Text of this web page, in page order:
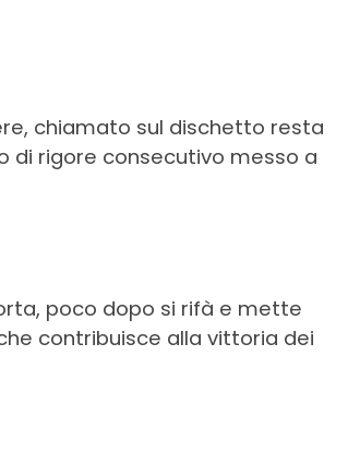
chiamato sul dischetto resta
di rigore consecutivo messo a
poco dopo si rifà e mette
contribuisce alla vittoria dei